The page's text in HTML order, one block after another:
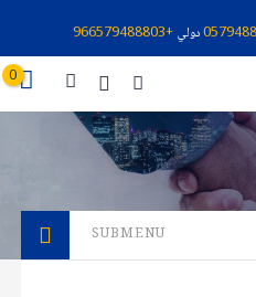
دولي+966579488803
0
SUBMENU